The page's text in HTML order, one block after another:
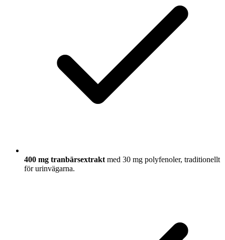
400 mg tranbärsextrakt med 30 mg polyfenoler, traditionellt
för urinvägarna.